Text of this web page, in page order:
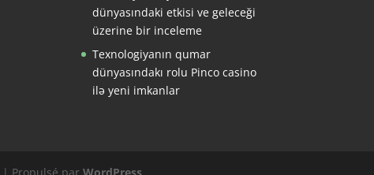
dünyasındaki etkisi ve geleceği
üzerine bir inceleme
Texnologiyanın qumar
dünyasındakı rolu Pinco casino
ilə yeni imkanlar
| Propulsé parWordPress